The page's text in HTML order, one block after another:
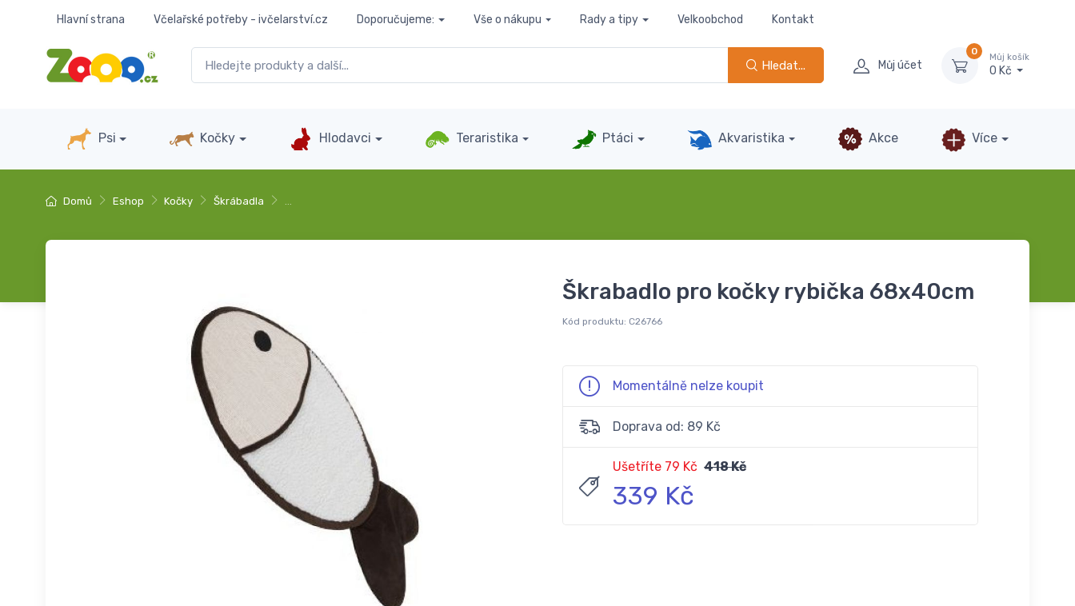
Hlavní strana Včelařské potřeby - ivčelarství.cz Doporučujeme: Vše o nákupu Rady a tipy Velkoobchod Kontakt
Hledat... Můj účet
0
Můj košík
0 Kč
Psi Kočky Hlodavci Teraristika Ptáci Akvaristika Akce Více
Domů Eshop Kočky Škrábadla …
Škrabadlo pro kočky rybička 68x40cm
Kód produktu: C26766
Momentálně nelze koupit
Doprava od: 89 Kč
Ušetříte 79 Kč 418 Kč
339 Kč